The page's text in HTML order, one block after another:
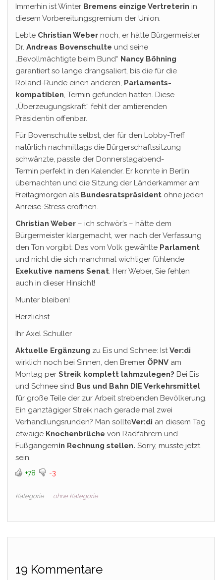
Immerhin ist Winter Bremens einzige Vertreterin in
diesem Vorbereitungsgremium der Union.
Lebte Christian Weber noch, er hätte Bürgermeister
Dr. Andreas Bovenschulte und seine
„Bevollmächtigte beim Bund“ Nancy Böhning
garantiert so lange drangsaliert, bis die für die
Roland-Runde einen anderen, Parlaments-
kompatiblen, Termin gefunden hätten. Diese
„Überzeugungskraft“ fehlt der amtierenden
Präsidentin offenbar.
Für Bovenschulte selbst, der für den Lobby-Treff
natürlich nachmittags die Bürgerschaftssitzung
schwänzte, passte der Donnerstagabend-
Termin perfekt in den Kalender. Er konnte in Berlin
übernachten und die Sitzung der Länderkammer am
Freitagmorgen als Bundesratspräsident ohne jeden
Anreise-Stress eröffnen.
Christian Weber – ich schwör’s – hätte dem
Bürgermeister klargemacht, wer nach der Verfassung
den Ton vorgibt: Das vom Volk gewählte Parlament
und nicht die sich manchmal wichtiger fühlende
Exekutive namens Senat. Herr Weber, Sie fehlen
auch in dieser Hinsicht!
Munter bleiben!
Herzlichst
Ihr Axel Schuller
Aktuelle Ergänzung zu Eis und Schnee: IstVer:di
wirklich noch bei Sinnen, den Bremer ÖPNV am
Montag per Streik komplett lahmzulegen? Bei Eis
und Schnee sind Bus und Bahn DIE Verkehrsmittel
für große Teile der zur Arbeit strebenden Bevölkerung.
Ein ganztägiger Streik nach gerade mal zwei
Verhandlungsrunden? Man sollteVer:di an diesem Tag
etwaige Knochenbrüche von Radfahrern und
Fußgängernin Rechnung stellen. Sorry, musste jetzt
sein.
+78 -3
Kategorie ohne Kategorie
19 Kommentare